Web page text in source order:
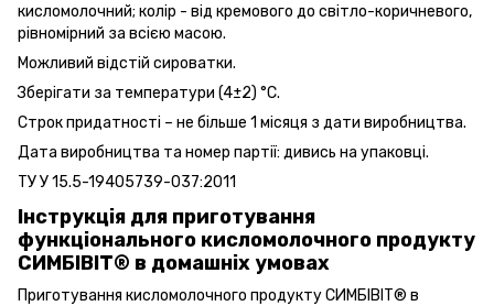
кисломолочний; колір - від кремового до світло-коричневого,
рівномірний за всією масою.
Можливий відстій сироватки.
Зберігати за температури (4±2) °С.
Строк придатності – не більше 1 місяця з дати виробництва.
Дата виробництва та номер партії: дивись на упаковці.
ТУ У 15.5-19405739-037:2011
Інструкція для приготування
функціонального кисломолочного продукту
СИМБІВІТ® в домашніх умовах
Приготування кисломолочного продукту СИМБІВІТ® в